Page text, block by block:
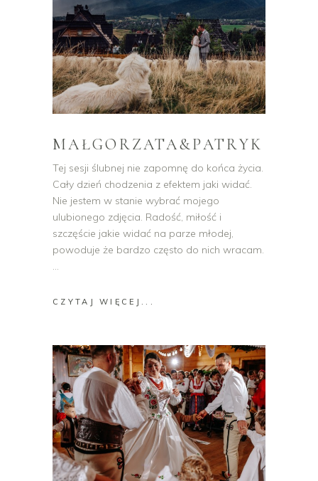
MAŁGORZATA&PATRYK
Tej sesji ślubnej nie zapomnę do końca życia.
Cały dzień chodzenia z efektem jaki widać.
Nie jestem w stanie wybrać mojego
ulubionego zdjęcia. Radość, miłość i
szczęście jakie widać na parze młodej,
powoduje że bardzo często do nich wracam.
CZYTAJ WIĘCEJ...